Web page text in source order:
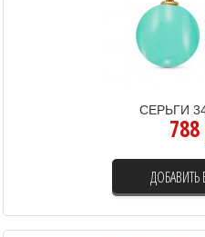
СЕРЬГИ
ДОБАВИТЬ